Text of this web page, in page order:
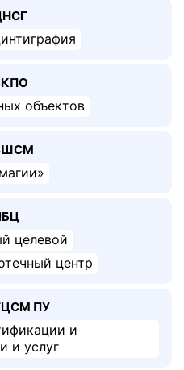
объектов
целевой
центр
ПУ
и
и услуг